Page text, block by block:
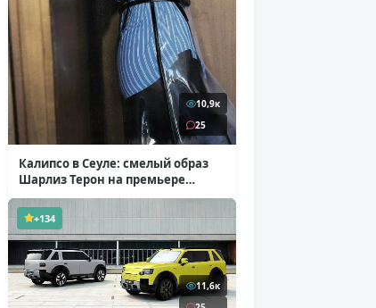
10,9к
25
Калипсо в Сеуле: смелый образ
Шарлиз Терон на премьере
«Одиссеи»( 6 фото )
+134
11,6к